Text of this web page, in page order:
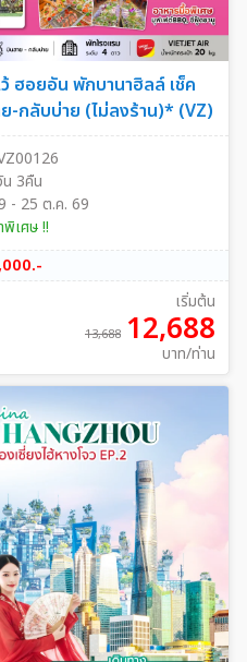
ฮอยอัน พักบานาฮิลล์ เช็ค
-กลับบ่าย (ไม่ลงร้าน)* (VZ)
น 3คืน
- 25 ต.ค. 69
เศษ !!
เริ่มต้น
13,688 12,688
บาท/ท่าน